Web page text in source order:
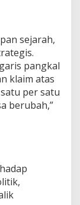
sejarah,
pangkal
klaim atas
per satu
berubah,”